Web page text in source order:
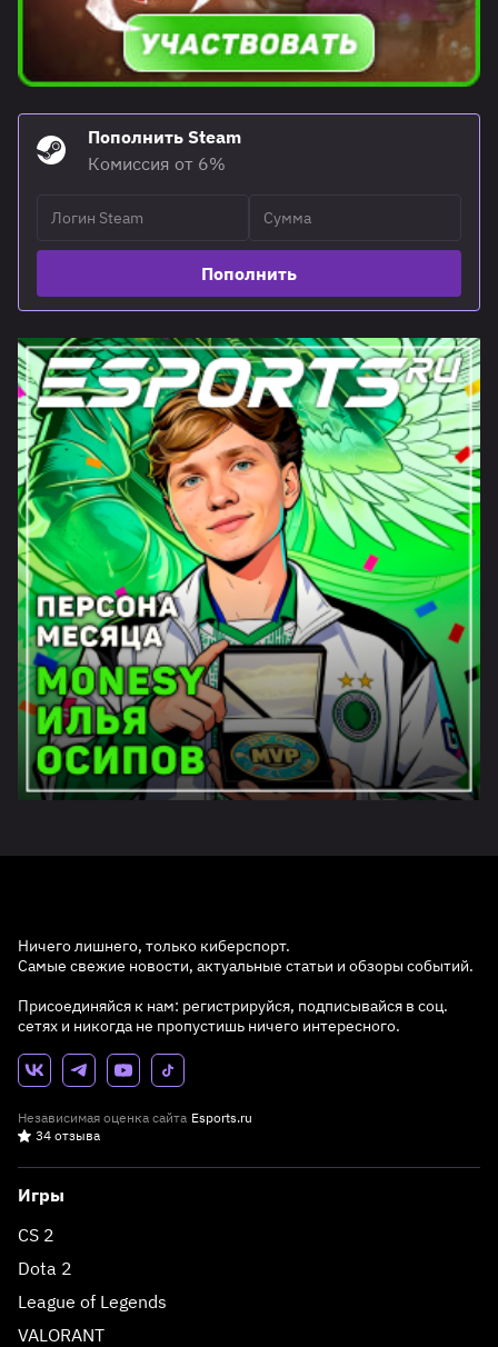
Пополнить Steam
Комиссия от 6%
Пополнить
Ничего лишнего, только киберспорт.
Самые свежие новости, актуальные статьи и обзоры событий.
Присоединяйся к нам: регистрируйся, подписывайся в соц.
сетях и никогда не пропустишь ничего интересного.
Независимая оценка сайта Esports.ru
34 отзыва
Игры
CS 2
Dota 2
League of Legends
VALORANT